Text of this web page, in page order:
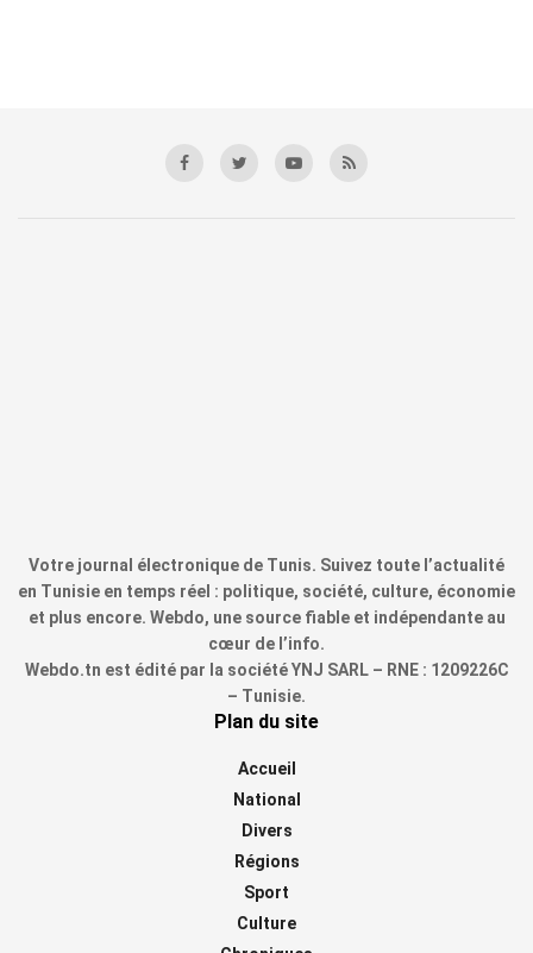
Votre journal électronique de Tunis. Suivez toute l’actualité
en Tunisie en temps réel : politique, société, culture, économie
et plus encore. Webdo, une source fiable et indépendante au
cœur de l’info.
Webdo.tn est édité par la société YNJ SARL – RNE : 1209226C
– Tunisie.
Plan du site
Accueil
National
Divers
Régions
Sport
Culture